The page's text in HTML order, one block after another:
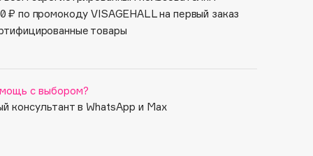
₽ по промокоду VISAGEHALL на первый заказ
товары
с выбором?
консультант в WhatsApp и Max